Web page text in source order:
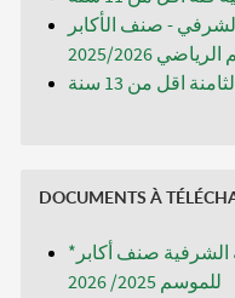
- القسم الشرفي - صنف الأكابر
2025/2026
اقل من 13 سنة
DOCUMENTS À
*تعديل*رزنامة البطولة الشرفية صنف أكابر
للموسم 2025/ 2026